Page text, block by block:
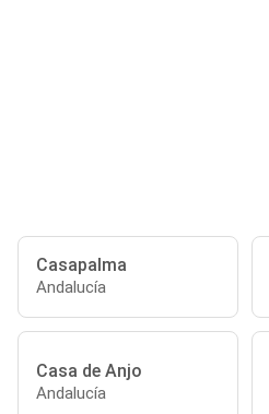
Casapalma
Andalucía
Casa de Anjo
Andalucía